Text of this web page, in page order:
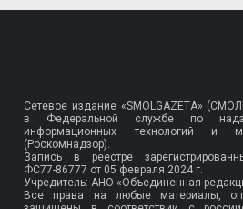
Сетевое издание «SMOLGAZETA»
в Федеральной службе по
информационных технологий и
(Роскомнадзор).
Запись в реестре
ФС77-86777 от 05 февраля 2024 г.
Учредитель: АНО «Объединенная
Все права на любые материалы,